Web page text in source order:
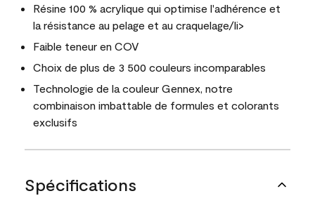
Résine 100 % acrylique qui optimise l'adhérence et
la résistance au pelage et au craquelage/li>
Faible teneur en COV
Choix de plus de 3 500 couleurs incomparables
Technologie de la couleur Gennex, notre
combinaison imbattable de formules et colorants
exclusifs
Spécifications